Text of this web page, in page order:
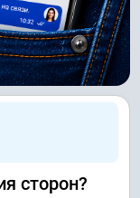
сторон?